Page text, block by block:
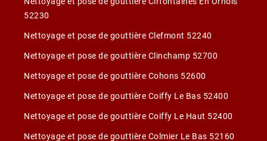
52230
Nettoyage et pose de gouttière Clefmont 52240
Nettoyage et pose de gouttière Clinchamp 52700
Nettoyage et pose de gouttière Cohons 52600
Nettoyage et pose de gouttière Coiffy Le Bas 52400
Nettoyage et pose de gouttière Coiffy Le Haut 52400
Nettoyage et pose de gouttière Colmier Le Bas 52160